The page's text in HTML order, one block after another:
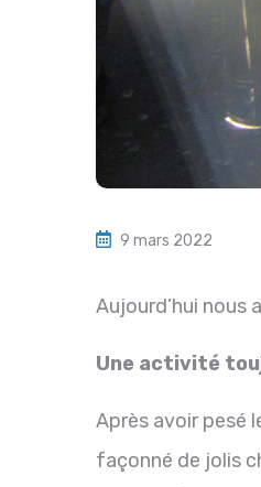
9 mars 2022
Aujourd’hui nous
Une activité
Après avoir pesé
façonné de jolis